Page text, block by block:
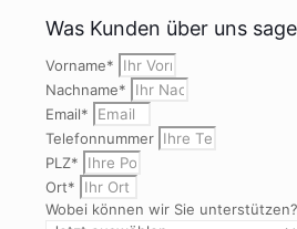
Was Kunden über uns
Vorname*
Nachname*
Email*
Telefonnummer
PLZ*
Ort*
Wobei können wir Sie unterstützen?